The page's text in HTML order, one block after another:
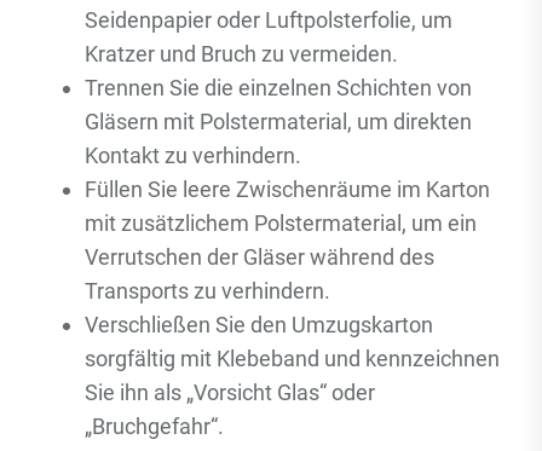
Seidenpapier oder Luftpolsterfolie, um
Kratzer und Bruch zu vermeiden.
Trennen Sie die einzelnen Schichten von
Gläsern mit Polstermaterial, um direkten
Kontakt zu verhindern.
Füllen Sie leere Zwischenräume im Karton
mit zusätzlichem Polstermaterial, um ein
Verrutschen der Gläser während des
Transports zu verhindern.
Verschließen Sie den Umzugskarton
sorgfältig mit Klebeband und kennzeichnen
Sie ihn als „Vorsicht Glas“ oder
„Bruchgefahr“.